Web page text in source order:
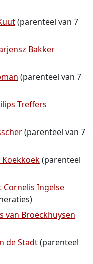
(parenteel van 7
Bakker
(parenteel van 7
Treffers
(parenteel van 7
Koekkoek(parenteel
Cornelis Ingelse
van Broeckhuysen
de Stadt(parenteel